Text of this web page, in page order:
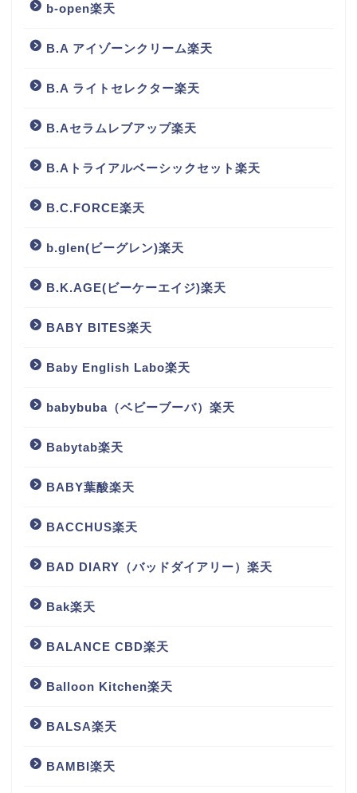
b-open楽天
B.A アイゾーンクリーム楽天
B.A ライトセレクター楽天
B.Aセラムレブアップ楽天
B.Aトライアルベーシックセット楽天
B.C.FORCE楽天
b.glen(ビーグレン)楽天
B.K.AGE(ビーケーエイジ)楽天
BABY BITES楽天
Baby English Labo楽天
babybuba（ベビーブーバ）楽天
Babytab楽天
BABY葉酸楽天
BACCHUS楽天
BAD DIARY（バッドダイアリー）楽天
Bak楽天
BALANCE CBD楽天
Balloon Kitchen楽天
BALSA楽天
BAMBI楽天